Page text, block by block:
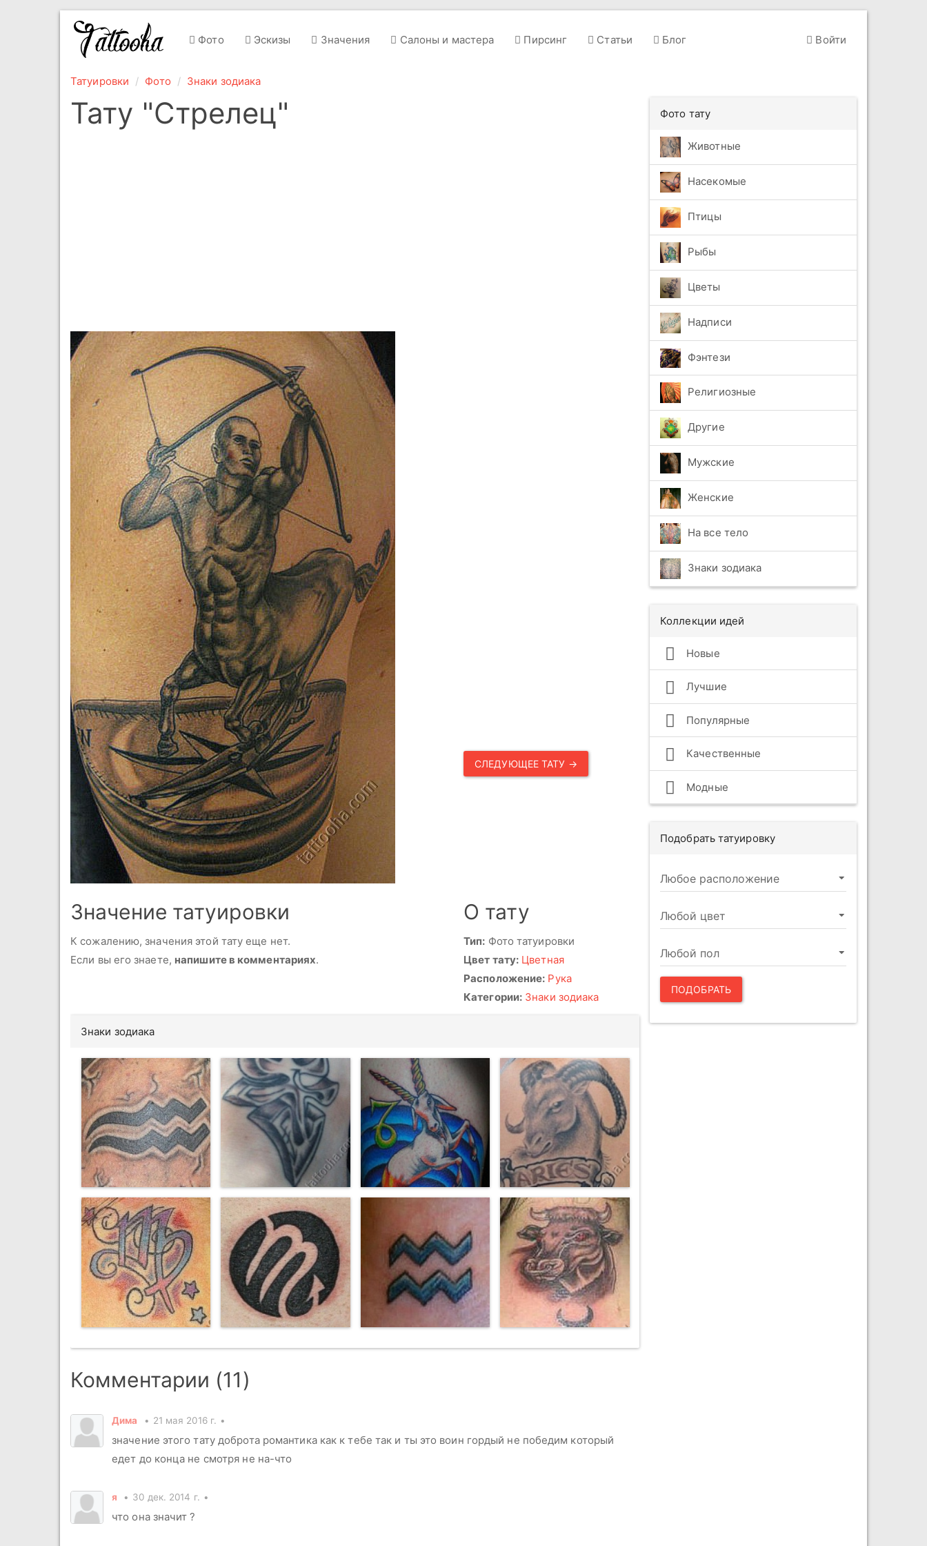
Фото Эскизы Значения Салоны и мастера Пирсинг Статьи Блог Войти
Татуировки Фото Знаки зодиака
Тату "Стрелец"
СЛЕДУЮЩЕЕ ТАТУ →
Значение татуировки
К сожалению, значения этой тату еще нет.
Если вы его знаете, напишите в комментариях.
О тату
Тип: Фото татуировки
Цвет тату: Цветная
Расположение: Рука
Категории: Знаки зодиака
Знаки зодиака
Комментарии (11)
Дима 21 мая 2016 г.
значение этого тату доброта романтика как к тебе так и ты это воин гордый не победим который
едет до конца не смотря не на-что
я 30 дек. 2014 г.
что она значит ?
Фото тату
Животные
Насекомые
Птицы
Рыбы
Цветы
Надписи
Фэнтези
Религиозные
Другие
Мужские
Женские
На все тело
Знаки зодиака
Коллекции идей
Новые
Лучшие
Популярные
Качественные
Модные
Подобрать татуировку
ПОДОБРАТЬ